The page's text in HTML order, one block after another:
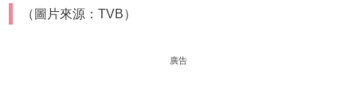
（圖片來源：TVB）
廣告